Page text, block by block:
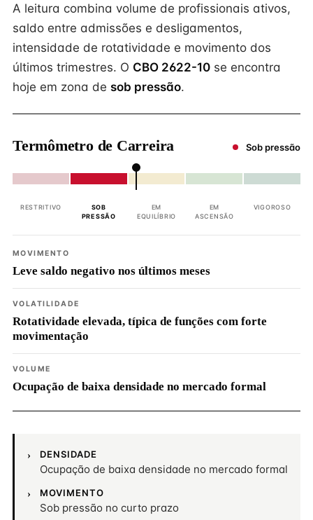
A leitura combina volume de profissionais ativos,
saldo entre admissões e desligamentos,
intensidade de rotatividade e movimento dos
últimos trimestres. O CBO 2622-10 se encontra
hoje em zona de sob pressão.
Termômetro de Carreira Sob pressão
RESTRITIVO
SOB
PRESSÃO
EM
EQUILÍBRIO
EM
ASCENSÃO
VIGOROSO
MOVIMENTO
Leve saldo negativo nos últimos meses
VOLATILIDADE
Rotatividade elevada, típica de funções com forte
movimentação
VOLUME
Ocupação de baixa densidade no mercado formal
DENSIDADE
Ocupação de baixa densidade no mercado formal
MOVIMENTO
Sob pressão no curto prazo